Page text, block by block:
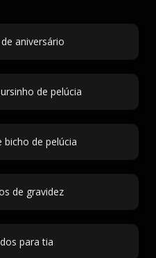
aniversário
de pelúcia
bicho de pelúcia
de gravidez
para tia